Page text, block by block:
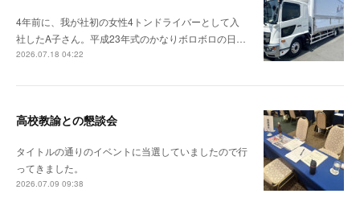
4年前に、我が社初の女性4トンドライバーとして入
社したA子さん。平成23年式のかなりボロボロの日…
2026.07.18 04:22
高校教諭との懇談会
タイトルの通りのイベントに当選していましたので行
ってきました。
2026.07.09 09:38